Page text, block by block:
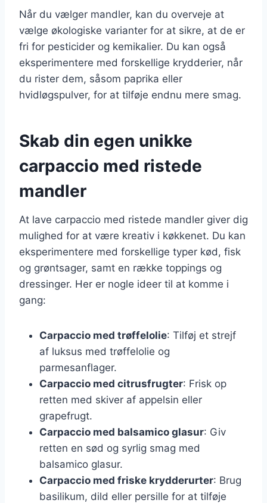
Når du vælger mandler, kan du overveje at
vælge økologiske varianter for at sikre, at de er
fri for pesticider og kemikalier. Du kan også
eksperimentere med forskellige krydderier, når
du rister dem, såsom paprika eller
hvidløgspulver, for at tilføje endnu mere smag.
Skab din egen unikke
carpaccio med ristede
mandler
At lave carpaccio med ristede mandler giver dig
mulighed for at være kreativ i køkkenet. Du kan
eksperimentere med forskellige typer kød, fisk
og grøntsager, samt en række toppings og
dressinger. Her er nogle ideer til at komme i
gang:
Carpaccio med trøffelolie: Tilføj et strejf
af luksus med trøffelolie og
parmesanflager.
Carpaccio med citrusfrugter: Frisk op
retten med skiver af appelsin eller
grapefrugt.
Carpaccio med balsamico glasur: Giv
retten en sød og syrlig smag med
balsamico glasur.
Carpaccio med friske krydderurter: Brug
basilikum, dild eller persille for at tilføje